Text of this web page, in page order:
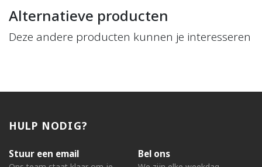
Alternatieve producten
Deze andere producten kunnen je interesseren
HULP NODIG?
Stuur een email Bel ons